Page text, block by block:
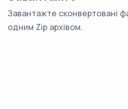
Завантажте сконвертовані
одним Zip архівом.